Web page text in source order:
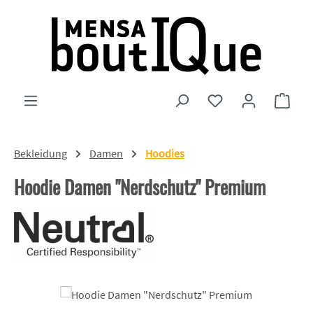
Zum Hauptinhalt springen
Du hast 0
Bekleidung Damen Hoodies
Hoodie Damen "Nerdschutz" Premium
Bildergalerie überspringen